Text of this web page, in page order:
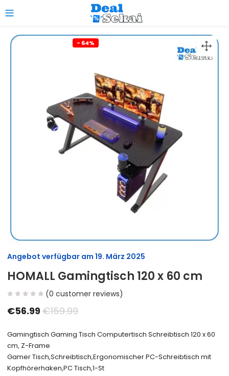
- 64%
Angebot verfügbar am19. März 2025
HOMALL Gamingtisch 120 x 60 cm
(0 customer reviews)
€56.99€159.99
Gamingtisch Gaming Tisch Computertisch Schreibtisch 120 x 60
cm, Z-Frame
Gamer Tisch,Schreibtisch,Ergonomischer PC-Schreibtisch mit
Kopfhörerhaken,PC Tisch,1-St